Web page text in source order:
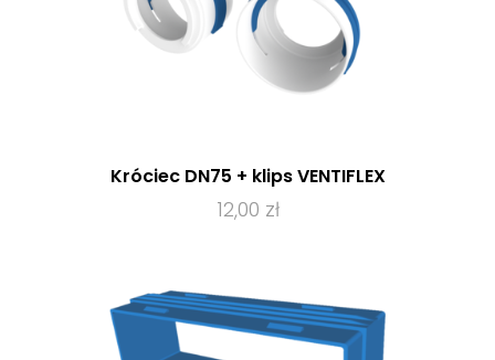
Króciec DN75 + klips VENTIFLEX
12,00 zł